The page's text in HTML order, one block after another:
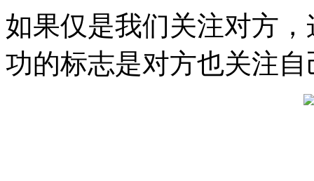
如果仅是我们关注对方
功的标志是对方也关注